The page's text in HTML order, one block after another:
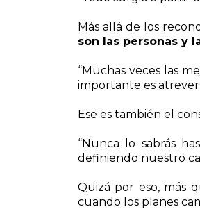
Más allá de los
son las personas y
“Muchas veces las
importante es
Ese es también el
“Nunca lo sabrás
definiendo nuestro
Quizá por eso, más
cuando los planes